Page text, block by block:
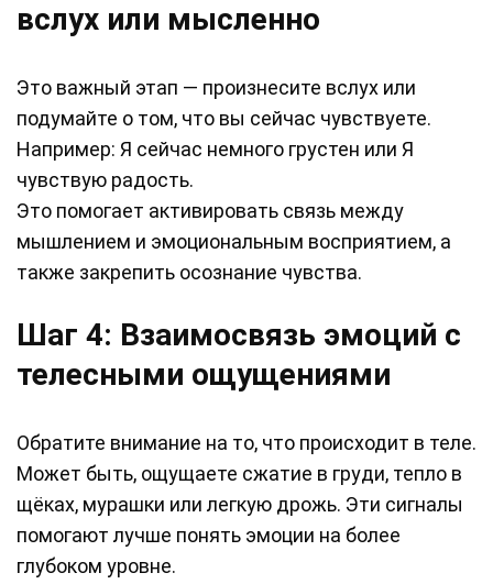
вслух или мысленно
Это важный этап — произнесите вслух или
подумайте о том, что вы сейчас чувствуете.
Например: Я сейчас немного грустен или Я
чувствую радость.
Это помогает активировать связь между
мышлением и эмоциональным восприятием, а
также закрепить осознание чувства.
Шаг 4: Взаимосвязь эмоций с
телесными ощущениями
Обратите внимание на то, что происходит в теле.
Может быть, ощущаете сжатие в груди, тепло в
щёках, мурашки или легкую дрожь. Эти сигналы
помогают лучше понять эмоции на более
глубоком уровне.